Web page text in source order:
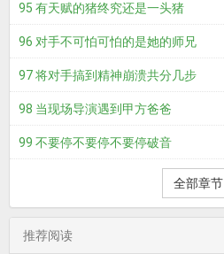
95 有天赋的猪终究还是一头猪
96 对手不可怕可怕的是她的师兄
97 将对手搞到精神崩溃共分几步
98 当现场导演遇到甲方爸爸
99 不要停不要停不要停破音
全部章节
推荐阅读